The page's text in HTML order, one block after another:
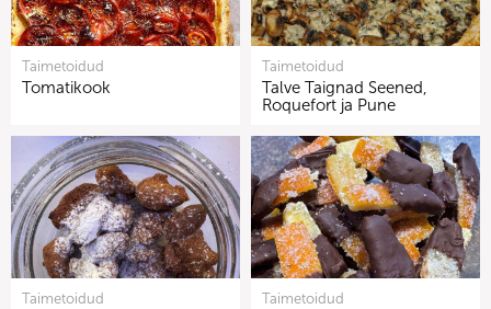
Taimetoidud
Tomatikook
Taimetoidud
Talve Taignad Seened,
Roquefort ja Pune
Taimetoidud Taimetoidud